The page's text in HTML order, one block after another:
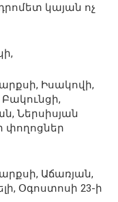
կայան ոչ
Իսակովի,
Ներսիսյան
փողոցներ
Աճառյան,
Օգոստոսի 23-ի